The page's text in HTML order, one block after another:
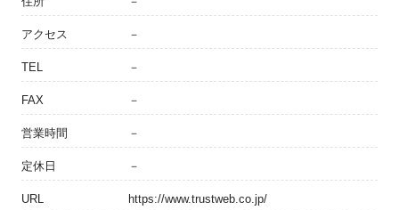
アクセス －
TEL －
FAX －
営業時間 －
定休日 －
URL https://www.trustweb.co.jp/